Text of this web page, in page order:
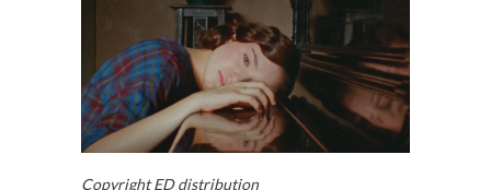
Copyright ED distribution